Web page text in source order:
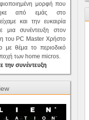
μορφή που
από εμάς στο
και την ευκαιρία
μια συνέντευξη στον
του PC Master Χρήστο
με θέμα το περιοδικό
των home micros.
την συνέντευξη